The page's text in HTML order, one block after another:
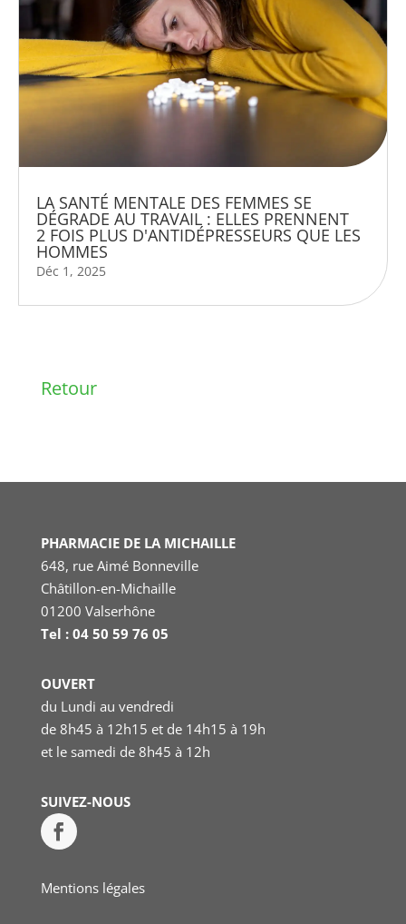
LA SANTÉ MENTALE DES FEMMES SE
DÉGRADE AU TRAVAIL : ELLES PRENNENT
2 FOIS PLUS D'ANTIDÉPRESSEURS QUE LES
HOMMES
Déc 1, 2025
Retour
PHARMACIE DE LA MICHAILLE
648, rue Aimé Bonneville
Châtillon-en-Michaille
01200 Valserhône
Tel : 04 50 59 76 05
OUVERT
du Lundi au vendredi
de 8h45 à 12h15 et de 14h15 à 19h
et le samedi de 8h45 à 12h
SUIVEZ-NOUS
Mentions légales